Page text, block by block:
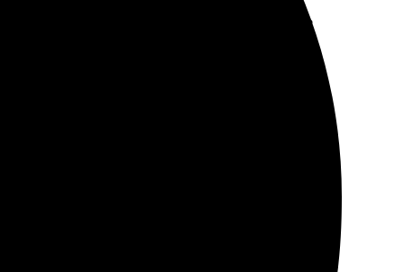
сайте, загрузила их и оформела заказ. Сразу же
яркие, детали четкие. Приятно, что есть
Получила готовые снимки вовремя, что